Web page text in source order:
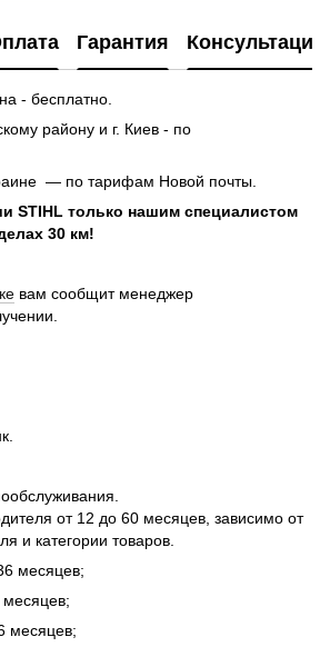
Гарантия Консультация
- бесплатно.
району и г. Киев - по
— по тарифам Новой почты.
STIHL только нашим специалистом
30 км!
вам сообщит менеджер
от 12 до 60 месяцев, зависимо от
и категории товаров.
месяцев;
месяцев;
месяцев;